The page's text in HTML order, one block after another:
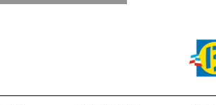
TikTokLinkedIn
X